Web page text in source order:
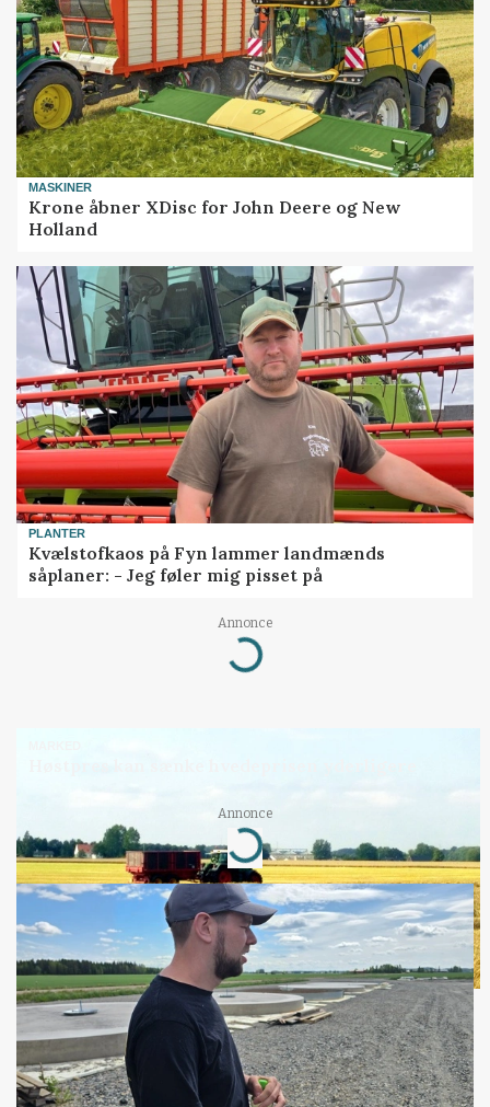
MASKINER
Krone åbner XDisc for John Deere og New
Holland
PLANTER
Kvælstofkaos på Fyn lammer landmænds
såplaner: - Jeg føler mig pisset på
Annonce
Loading...
Annonce
Loading...